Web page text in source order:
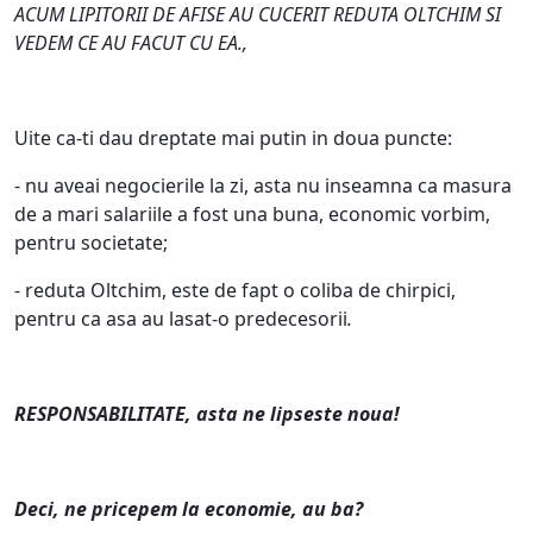
ACUM LIPITORII DE AFISE AU CUCERIT REDUTA OLTCHIM SI
VEDEM CE AU FACUT CU EA.,
Uite ca-ti dau dreptate mai putin in doua puncte:
- nu aveai negocierile la zi, asta nu inseamna ca masura
de a mari salariile a fost una buna, economic vorbim,
pentru societate;
- reduta Oltchim, este de fapt o coliba de chirpici,
pentru ca asa au lasat-o predecesorii.
RESPONSABILITATE, asta ne lipseste noua!
Deci, ne pricepem la economie, au ba?